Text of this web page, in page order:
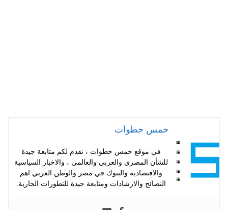
خمس خطوات
في موقع خمس خطوات ، نقدم لكم متابعة جيدة
للشأن المصري والعربي والعالمي ، والاخبار السياسية
والاقتصادية والبنوك في مصر والوطن العربي اهم
النصائح والارشادات ومتابعة جيدة للتطورات الجارية.